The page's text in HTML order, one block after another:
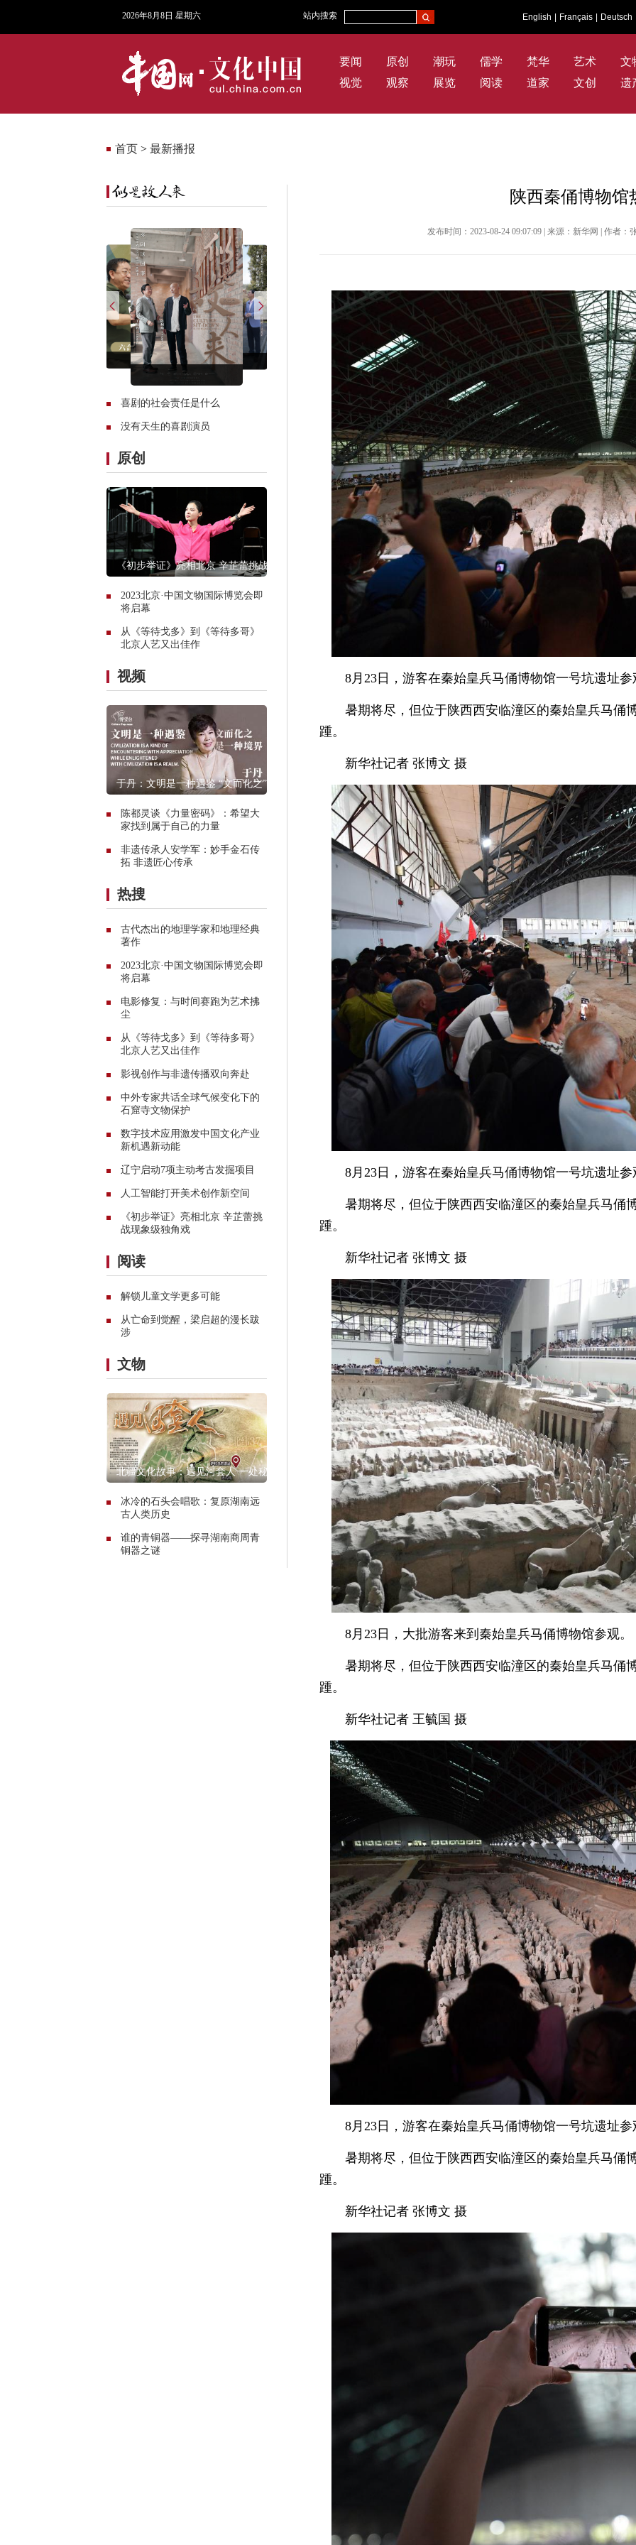
2026年8月8日 星期六 站内搜索 English Français Deutsch
要闻 原创 潮玩 儒学 梵华 艺术
文
视觉
观察 展览 阅读 道家 文创 遗
首页 > 最新播报
喜剧的社会责任是什么
没有天生的喜剧演员
原创
《初步举证》亮相北京 辛芷蕾挑战
2023北京·中国文物国际博览会即
将启幕
从《等待戈多》到《等待多哥》
北京人艺又出佳作
视频
于丹：文明是一种遇鉴 “文而化之”是
陈都灵谈《力量密码》：希望大
家找到属于自己的力量
非遗传承人安学军：妙手金石传
拓 非遗匠心传承
热搜
古代杰出的地理学家和地理经典
著作
2023北京·中国文物国际博览会即
将启幕
电影修复：与时间赛跑为艺术拂
尘
从《等待戈多》到《等待多哥》
北京人艺又出佳作
影视创作与非遗传播双向奔赴
中外专家共话全球气候变化下的
石窟寺文物保护
数字技术应用激发中国文化产业
新机遇新动能
辽宁启动7项主动考古发掘项目
人工智能打开美术创作新空间
《初步举证》亮相北京 辛芷蕾挑
战现象级独角戏
阅读
解锁儿童文学更多可能
从亡命到觉醒，梁启超的漫长跋
涉
文物
北疆文化故事：遇见河套人 一处秘
冰冷的石头会唱歌：复原湖南远
古人类历史
谁的青铜器——探寻湖南商周青
铜器之谜
陕西秦俑博物馆
发布时间：2023-08-24 09:07:09 | 来源：新华网 | 作者
8月23日，游客在秦始皇兵马俑博物馆一号坑遗址参
暑期将尽，但位于陕西西安临潼区的秦始皇兵马俑
踵。
新华社记者 张博文 摄
8月23日，游客在秦始皇兵马俑博物馆一号坑遗址参
暑期将尽，但位于陕西西安临潼区的秦始皇兵马俑
踵。
新华社记者 张博文 摄
8月23日，大批游客来到秦始皇兵马俑博物馆参观。
暑期将尽，但位于陕西西安临潼区的秦始皇兵马俑
踵。
新华社记者 王毓国 摄
8月23日，游客在秦始皇兵马俑博物馆一号坑遗址参
暑期将尽，但位于陕西西安临潼区的秦始皇兵马俑
踵。
新华社记者 张博文 摄